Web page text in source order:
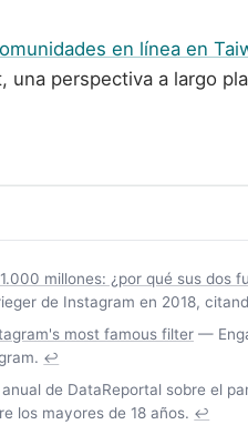
en línea en
perspectiva a largo
millones: ¿por qué sus dos
de Instagram en 2018,
most famous filter —
↩
de DataReportal sobre el
los mayores de 18 años. ↩